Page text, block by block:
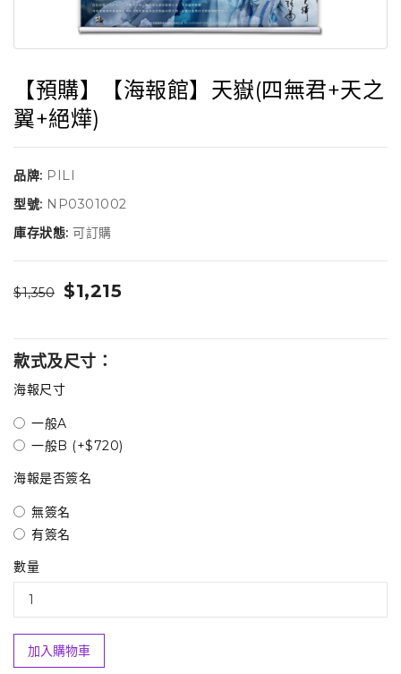
【預購】【海報館】天嶽(四無君+天之
翼+絕燁)
品牌: PILI
型號: NP0301002
庫存狀態: 可訂購
$1,350 $1,215
款式及尺寸：
海報尺寸
一般A
一般B (+$720)
海報是否簽名
無簽名
有簽名
數量
加入購物車